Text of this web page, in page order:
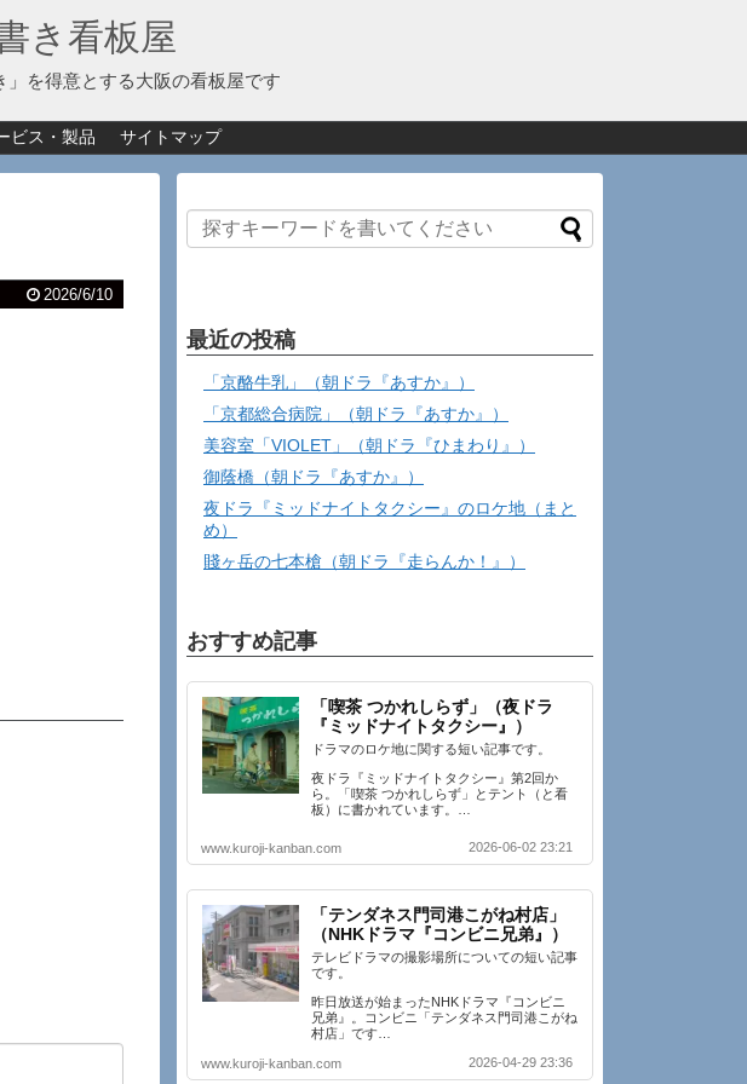
き看板屋
」を得意とする大阪の看板屋です
ビス・製品 サイトマップ
2026/6/10
最近の投稿
「京酪牛乳」（朝ドラ『あすか』）
「京都総合病院」（朝ドラ『あすか』）
美容室「VIOLET」（朝ドラ『ひまわり』）
御蔭橋（朝ドラ『あすか』）
夜ドラ『ミッドナイトタクシー』のロケ地（まと
め）
賤ヶ岳の七本槍（朝ドラ『走らんか！』）
おすすめ記事
「喫茶 つかれしらず」（夜ドラ
『ミッドナイトタクシー』）
ドラマのロケ地に関する短い記事です。
夜ドラ『ミッドナイトタクシー』第2回か
ら。「喫茶 つかれしらず」とテント（と看
板）に書かれています。…
www.kuroji-kanban.com 2026-06-02 23:21
「テンダネス門司港こがね村店」
（NHKドラマ『コンビニ兄弟』）
テレビドラマの撮影場所についての短い記事
です。
昨日放送が始まったNHKドラマ『コンビニ
兄弟』。コンビニ「テンダネス門司港こがね
村店」です…
www.kuroji-kanban.com 2026-04-29 23:36